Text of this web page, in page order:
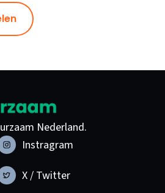
Nederland.
Instragram
X / Twitter